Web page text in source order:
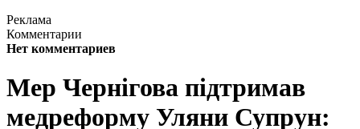
Реклама
Комментарии
Нет комментариев
Мер Чернігова підтримав
медреформу Уляни Супрун: